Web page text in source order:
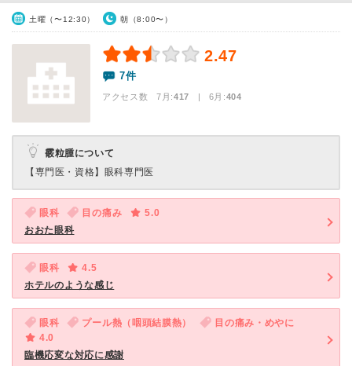
土曜（〜12:30） 朝（8:00〜）
2.47
7件
アクセス数 7月:417 | 6月:404
霰粒腫について
【専門医・資格】 眼科専門医
眼科 目の痛み
5.0
おおた眼科
眼科
4.5
ホテルのような感じ
眼科 プール熱（咽頭結膜熱）
目の痛み・めやに
4.0
臨機応変な対応に感謝